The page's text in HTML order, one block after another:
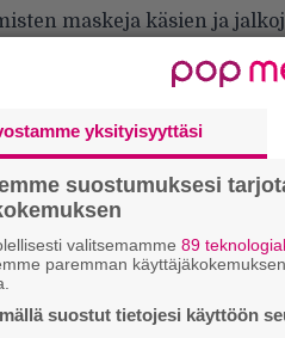
maskeja käsien ja
yksityisyyttäsi
suostumuksesi
valitsemamme 89
paremman
suostut tietojesi käyttöön